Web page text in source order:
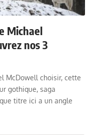
Michael
nos 3
McDowell choisir, cette
gothique, saga
titre ici a un angle